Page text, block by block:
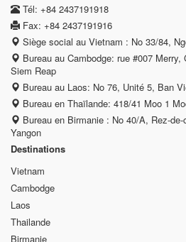
Tél: +84 2437191918
Fax: +84 2437191916
Siège social au Vietnam : No 33/84,
Bureau au Cambodge: rue #007
Siem Reap
Bureau au Laos: No 76, Unité 5, Ban
Bureau en Thaïlande: 418/41 Moo 1
Bureau en Birmanie : No 40/A, Rez-
Yangon
Destinations
Vietnam
Cambodge
Laos
Thailande
Birmanie